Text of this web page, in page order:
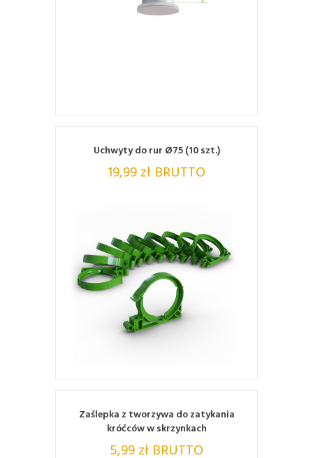
Uchwyty do rur Ø75 (10 szt.)
19,99 zł BRUTTO
Zaślepka z tworzywa do zatykania
króćców w skrzynkach
5,99 zł BRUTTO